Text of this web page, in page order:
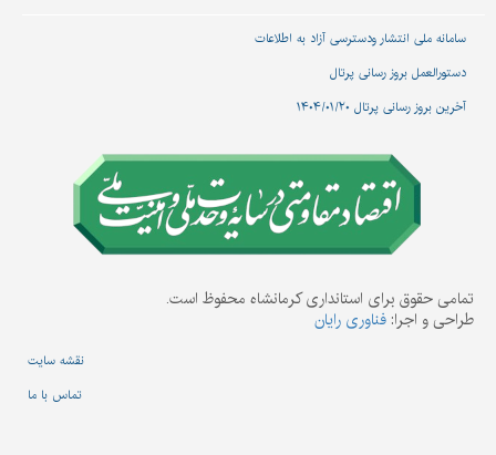
سامانه ملی انتشار و‌دسترسی آزاد به اطلاعات
دستورالعمل بروز رسانی پرتال
آخرین بروز رسانی پرتال ۱۴۰۴/۰۱/۲۰
تمامی حقوق برای استانداری کرمانشاه محفوظ است.
طراحی و اجرا: فناوری رایان
نقشه سایت
تماس با ما